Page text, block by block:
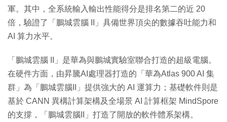
軍。其中，全系統輸入輸出性能得分是排名第二的近 20
倍，驗證了「鵬城雲腦 II」具備世界頂尖的數據吞吐能力和
AI 算力水平。
「鵬城雲腦 II」是華為與鵬城實驗室聯合打造的超級電腦。
在硬件方面，由昇騰AI處理器打造的「華為Atlas 900 AI 集
群」為「鵬城雲腦II」提供強大的 AI 運算力；基礎軟件則是
基於 CANN 異構計算架構及全場景 AI 計算框架 MindSpore
的支撐，「鵬城雲腦II」打造了開放的軟件體系架構。